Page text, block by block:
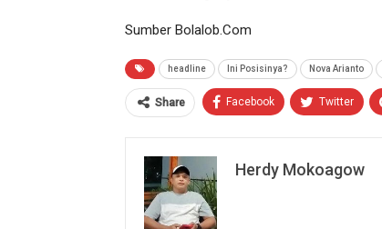
Sumber Bolalob.Com
headline Ini Posisinya? Nova Arianto
Share Facebook Twitter
Herdy Mokoagow